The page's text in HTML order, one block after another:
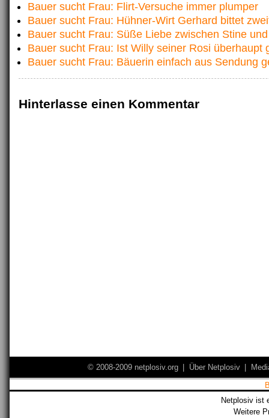
Bauer sucht Frau: Flirt-Versuche immer plumper
Bauer sucht Frau: Hühner-Wirt Gerhard bittet
Bauer sucht Frau: Süße Liebe zwischen Stine
Bauer sucht Frau: Ist Willy seiner Rosi überhaupt
Bauer sucht Frau: Bäuerin einfach aus Sendung
Hinterlasse einen Kommentar
© 2008-2009 netplosiv.org Über Netplosiv
Netplosiv ist
Weitere